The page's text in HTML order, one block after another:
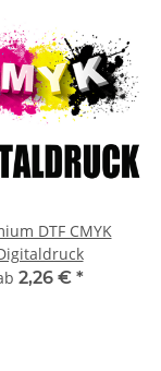
DTF CMYK
2,26 € *